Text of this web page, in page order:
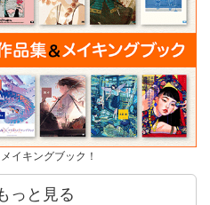
イキングブック！
っと見る